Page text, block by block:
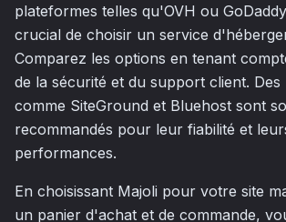
plateformes telles qu'OVH ou
crucial de choisir un service
Comparez les options en tenant
de la sécurité et du support client. Des
comme SiteGround et Bluehost sont
recommandés pour leur fiabilité et
performances.
En choisissant Majoli pour votre site
un panier d'achat et de commande,